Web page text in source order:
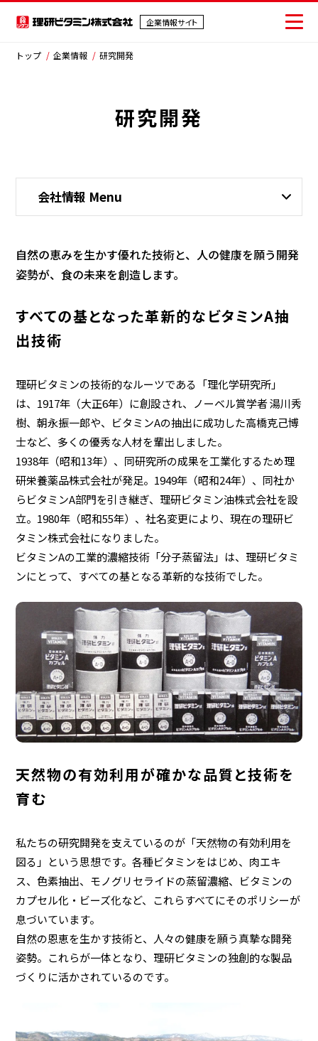
企業情報サイト
企業情報サイト
業務用商品
EN
ニュース
お問い合わせ
IR情報
サステナビリティ
採用情報
トップ 企業情報 研究開発
研究開発
会社情報 Menu
自然の恵みを生かす優れた技術と、人の健康を願う開発
姿勢が、食の未来を創造します。
すべての基となった革新的なビタミンA抽
出技術
理研ビタミンの技術的なルーツである「理化学研究所」
は、1917年（大正6年）に創設され、ノーベル賞学者 湯川秀
樹、朝永振一郎や、ビタミンAの抽出に成功した高橋克己博
士など、多くの優秀な人材を輩出しました。
1938年（昭和13年）、同研究所の成果を工業化するため理
研栄養薬品株式会社が発足。1949年（昭和24年）、同社か
らビタミンA部門を引き継ぎ、理研ビタミン油株式会社を設
立。1980年（昭和55年）、社名変更により、現在の理研ビ
タミン株式会社になりました。
ビタミンAの工業的濃縮技術「分子蒸留法」は、理研ビタミ
ンにとって、すべての基となる革新的な技術でした。
天然物の有効利用が確かな品質と技術を
育む
私たちの研究開発を支えているのが「天然物の有効利用を
図る」という思想です。各種ビタミンをはじめ、肉エキ
ス、色素抽出、モノグリセライドの蒸留濃縮、ビタミンの
カプセル化・ビーズ化など、これらすべてにそのポリシーが
息づいています。
自然の恩恵を生かす技術と、人々の健康を願う真摯な開発
姿勢。これらが一体となり、理研ビタミンの独創的な製品
づくりに活かされているのです。